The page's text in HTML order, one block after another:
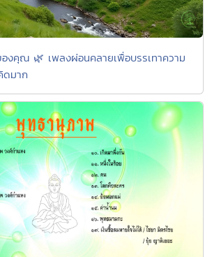
งคุณ 🌿 เพลงผ่อนคลายเพื่อบรรเทาความ
ดมาก